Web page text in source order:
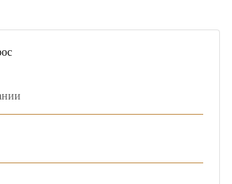
Дозатор Для Лосьона